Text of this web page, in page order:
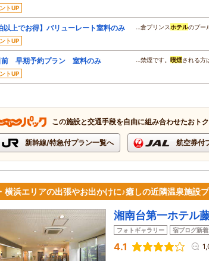
トUP
以上でお得】バリューレート室料のみ
トUP
…倉プリンス ホテルのプー
早期予約プラン 室料のみ
トUP
…禁煙です。 喫煙される方
この施設と交通手段を自由に組み合わせたおト
新幹線/特急付プラン一覧へ 航空券付
横浜エリアの出張やお出かけに♪癒しの近隣温泉施設
湘南台第一ホテル
フォトギャラリー 宿ブログ新着
4.1